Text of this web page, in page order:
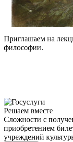
Приглашаем на
философии.
Решаем вместе
Сложности с
приобретением
учреждений